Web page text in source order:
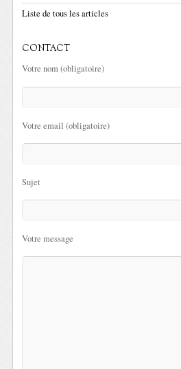
Liste de tous les articles
CONTACT
Votre nom (obligatoire)
Votre email (obligatoire)
Sujet
Votre message